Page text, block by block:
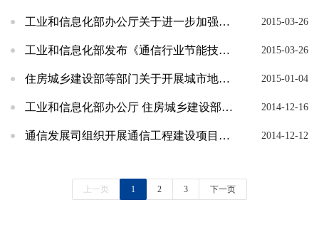
工业和信息化部办公厅关于进一步加强通信建设安全生产工作的通知 2015-03-26
工业和信息化部发布《通信行业节能技术指导目录（第一批）》 2015-03-26
住房城乡建设部等部门关于开展城市地下管线普查工作的通知 2015-01-04
工业和信息化部办公厅 住房城乡建设部办公厅关于2014年光纤到户国家标准贯彻实施工作监督检... 2014-12-16
通信发展司组织开展通信工程建设项目招投标专项检查工作 2014-12-12
上一页 1 2 3 下一页